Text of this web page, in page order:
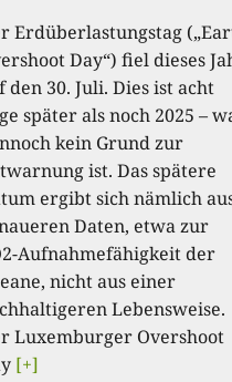
Erdüberlastungstag
Day“) fiel dieses
den 30. Juli. Dies ist acht
später als noch 2025 –
kein Grund zur
ist. Das spätere
ergibt sich nämlich
Daten, etwa zur
Aufnahmefähigkeit der
nicht aus einer
Lebensweise.
Luxemburger Overshoot
[+]